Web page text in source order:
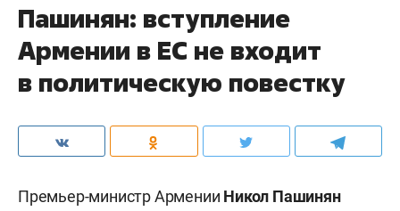
Пашинян: вступление
Армении в ЕС не входит
в политическую повестку
Премьер-министр Армении Никол Пашинян